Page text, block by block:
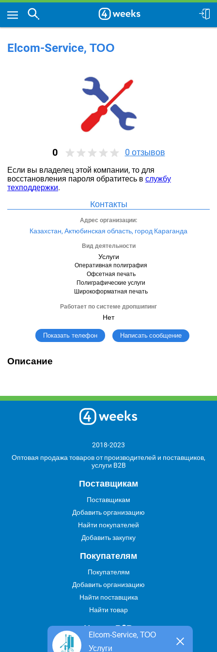
Elcom-Service, ТОО
0 0 отзывов
Если вы владелец этой компании, то для
восстановления пароля обратитесь в службу
техподдержки.
Контакты
Адрес организации:
Казахстан, Актюбинская область, город Караганда
Вид деятельности
Услуги
Оперативная полиграфия
Офсетная печать
Полиграфические услуги
Широкоформатная печать
Работает по системе дропшипинг
Нет
Показать телефон Написать сообщение
Описание
Elcom-Service, ТОО
Услуги
2018-2023
Оптовая продажа товаров от производителей и поставщиков,
услуги B2B
Поставщикам
Поставщикам
Добавить организацию
Найти покупателей
Добавить закупку
Покупателям
Покупателям
Добавить организацию
Найти поставщика
Найти товар
Услуги В2В
Найти услугу